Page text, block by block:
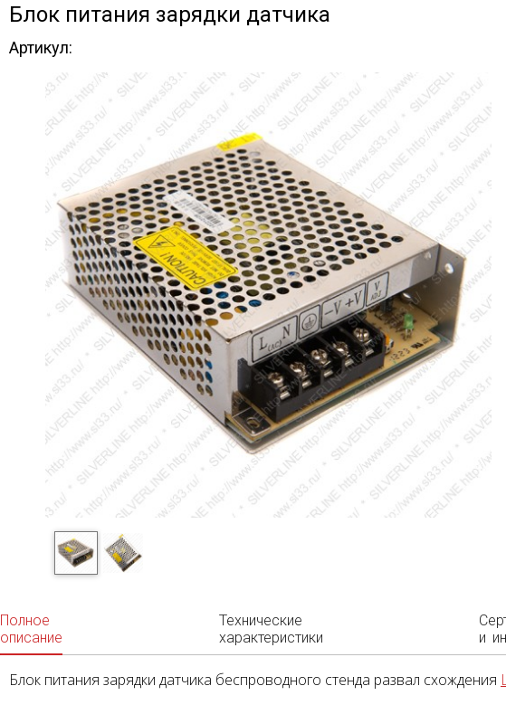
Блок питания зарядки датчика
Артикул:
Полное
описание
Технические
характеристики
и
Блок питания зарядки датчика беспроводного стенда развал схождения